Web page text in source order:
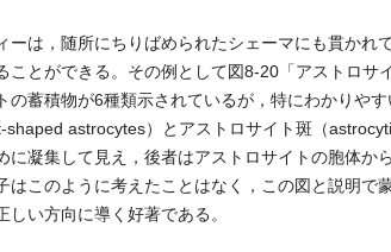
は，随所にちりばめられたシェーマにも貫かれ
ことができる。その例として図8-20「アストロ
の蓄積物が6種類示されているが，特にわかりや
shaped astrocytes）とアストロサイト斑（
に凝集して見え，後者はアストロサイトの胞体か
はこのように考えたことはなく，この図と説明
しい方向に導く好著である。